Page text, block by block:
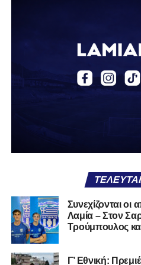
Αστέρας Σταυρού
Α.Ο. Θήβα
Α.Ο. Καρύστου
Κιθαιρών
Α.Ε. Μαλεσίνας
Α.Ο. Νέας Αρτάκης
Α.Ε. Προποντίς
Ταμυναϊκός Αλιβερίου
Φωκικός
Συνεχίζονται
Λαμία – Στον
Τρούμπουλος
Γ’ Εθνική: